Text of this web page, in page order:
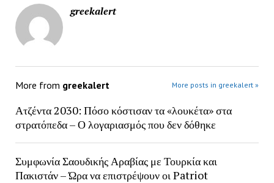
greekalert
More from greekalert More posts in greekalert »
Ατζέντα 2030: Πόσο κόστισαν τα «λουκέτα» στα
στρατόπεδα – Ο λογαριασμός που δεν δόθηκε
Συμφωνία Σαουδικής Αραβίας με Τουρκία και
Πακιστάν – Ώρα να επιστρέψουν οι Patriot